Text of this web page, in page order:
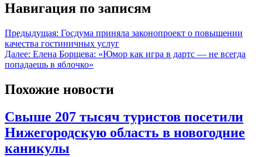
Навигация по записям
Предыдущая: Госдума приняла законопроект о повышении
качества гостиничных услуг
Далее: Елена Борщева: «Юмор как игра в дартс — не всегда
попадаешь в яблочко»
Похожие новости
Свыше 207 тысяч туристов посетили
Нижегородскую область в новогодние
каникулы